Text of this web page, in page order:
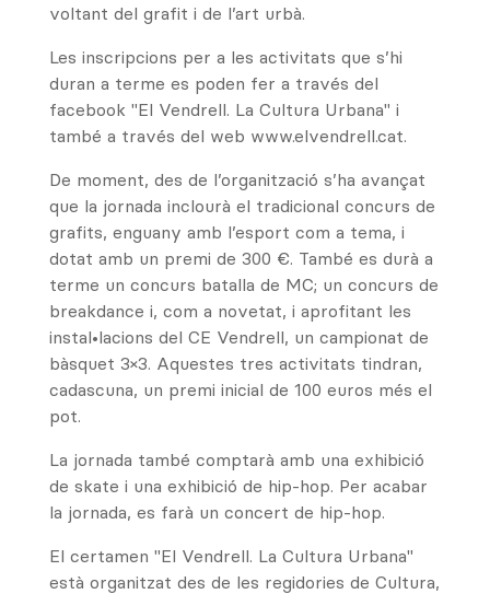
voltant del grafit i de l’art urbà.
Les inscripcions per a les activitats que s’hi
duran a terme es poden fer a través del
facebook "El Vendrell. La Cultura Urbana" i
també a través del web www.elvendrell.cat.
De moment, des de l’organització s’ha avançat
que la jornada inclourà el tradicional concurs de
grafits, enguany amb l’esport com a tema, i
dotat amb un premi de 300 €. També es durà a
terme un concurs batalla de MC; un concurs de
breakdance i, com a novetat, i aprofitant les
instal•lacions del CE Vendrell, un campionat de
bàsquet 3×3. Aquestes tres activitats tindran,
cadascuna, un premi inicial de 100 euros més el
pot.
La jornada també comptarà amb una exhibició
de skate i una exhibició de hip-hop. Per acabar
la jornada, es farà un concert de hip-hop.
El certamen "El Vendrell. La Cultura Urbana"
està organitzat des de les regidories de Cultura,